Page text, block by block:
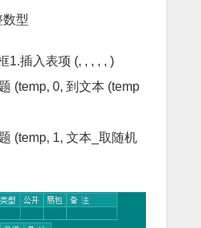
数型
1.插入表项 (, , , , , )
(temp, 0, 到文本 (temp
(temp, 1, 文本_取随机